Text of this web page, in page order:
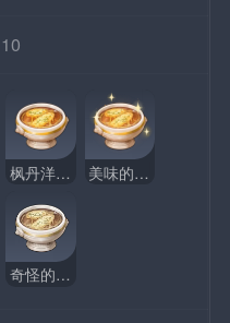
10
枫丹洋葱汤 美味的枫丹洋葱汤
奇怪的枫丹洋葱汤